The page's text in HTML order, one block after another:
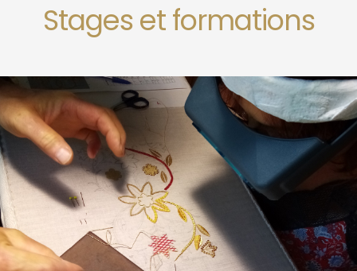
Stages et formations